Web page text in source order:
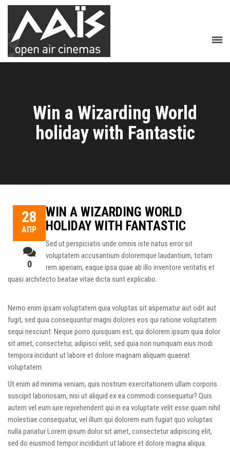
Win a Wizarding World
holiday with Fantastic
28
ΑΠΡ
0
WIN A WIZARDING WORLD
HOLIDAY WITH FANTASTIC
Sed ut perspiciatis unde omnis iste natus error sit
voluptatem accusantium doloremque laudantium, totam
rem aperiam, eaque ipsa quae ab illo inventore veritatis et
quasi architecto beatae vitae dicta sunt explicabo.
Nemo enim ipsam voluptatem quia voluptas sit aspernatur aut odit aut
fugit, sed quia consequuntur magni dolores eos qui ratione voluptatem
sequi nesciunt. Neque porro quisquam est, qui dolorem ipsum quia dolor
sit amet, consectetur, adipisci velit, sed quia non numquam eius modi
tempora incidunt ut labore et dolore magnam aliquam quaerat
voluptatem.
Ut enim ad minima veniam, quis nostrum exercitationem ullam corporis
suscipit laboriosam, nisi ut aliquid ex ea commodi consequatur? Quis
autem vel eum iure reprehenderit qui in ea voluptate velit esse quam nihil
molestiae consequatur, vel illum qui dolorem eum fugiat quo voluptas
nulla pariatur Lorem ipsum dolor sit amet, consectetur adipiscing elit,
sed do eiusmod tempor incididunt ut labore et dolore magna aliqua.